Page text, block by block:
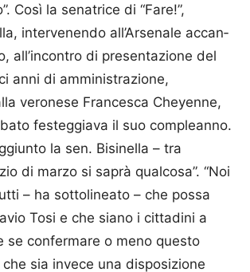
Così la senatrice di “Fare!”,
intervenendo all’Arsenale ac­can­
all’incontro di presentazione del
anni di amministrazione,
veronese Francesca Cheyenne,
festeggiava il suo compleanno.
la sen. Bisi­nella – tra
di mar­zo si saprà qualcosa”. “Noi
– ha sottolineato – che possa
Tosi e che siano i cittadini a
se confermare o meno questo
sia invece una disposizione